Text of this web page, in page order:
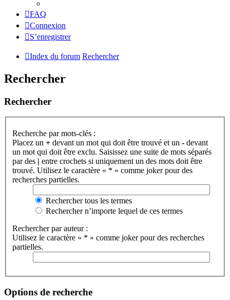
FAQ
Connexion
S’enregistrer
Index du forum Rechercher
Rechercher
Rechercher
Recherche par mots-clés :
Placez un + devant un mot qui doit être trouvé et un - devant
un mot qui doit être exclu. Saisissez une suite de mots séparés
par des | entre crochets si uniquement un des mots doit être
trouvé. Utilisez le caractère « * » comme joker pour des
recherches partielles.
Rechercher tous les termes
Rechercher n’importe lequel de ces termes
Rechercher par auteur :
Utilisez le caractère « * » comme joker pour des recherches
partielles.
Options de recherche